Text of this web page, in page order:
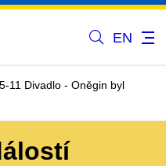
EN
11 Divadlo - Oněgin byl